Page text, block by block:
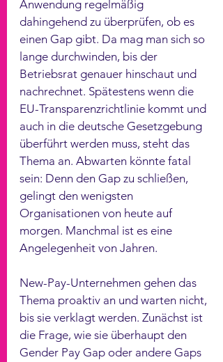
Anwendung regelmäßig
dahingehend zu überprüfen, ob es
einen Gap gibt. Da mag man sich so
lange durchwinden, bis der
Betriebsrat genauer hinschaut und
nachrechnet. Spätestens wenn die
EU-Transparenzrichtlinie kommt und
auch in die deutsche Gesetzgebung
überführt werden muss, steht das
Thema an. Abwarten könnte fatal
sein: Denn den Gap zu schließen,
gelingt den wenigsten
Organisationen von heute auf
morgen. Manchmal ist es eine
Angelegenheit von Jahren.
New-Pay-Unternehmen gehen das
Thema proaktiv an und warten nicht,
bis sie verklagt werden. Zunächst ist
die Frage, wie sie überhaupt den
Gender Pay Gap oder andere Gaps